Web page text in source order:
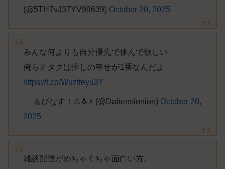
(@5TH7vJ37YV99639) October 20, 2025
みんな何よりも自分優先で休んで欲しい
俺らオタクは推しの幸せが1番なんだよ
https://t.co/Wuztteyu3Y
— るぴなす！⚓🐧⚡️ (@Daitensionion) October 20,
2025
雑談配信がめちゃくちゃ面白い方。